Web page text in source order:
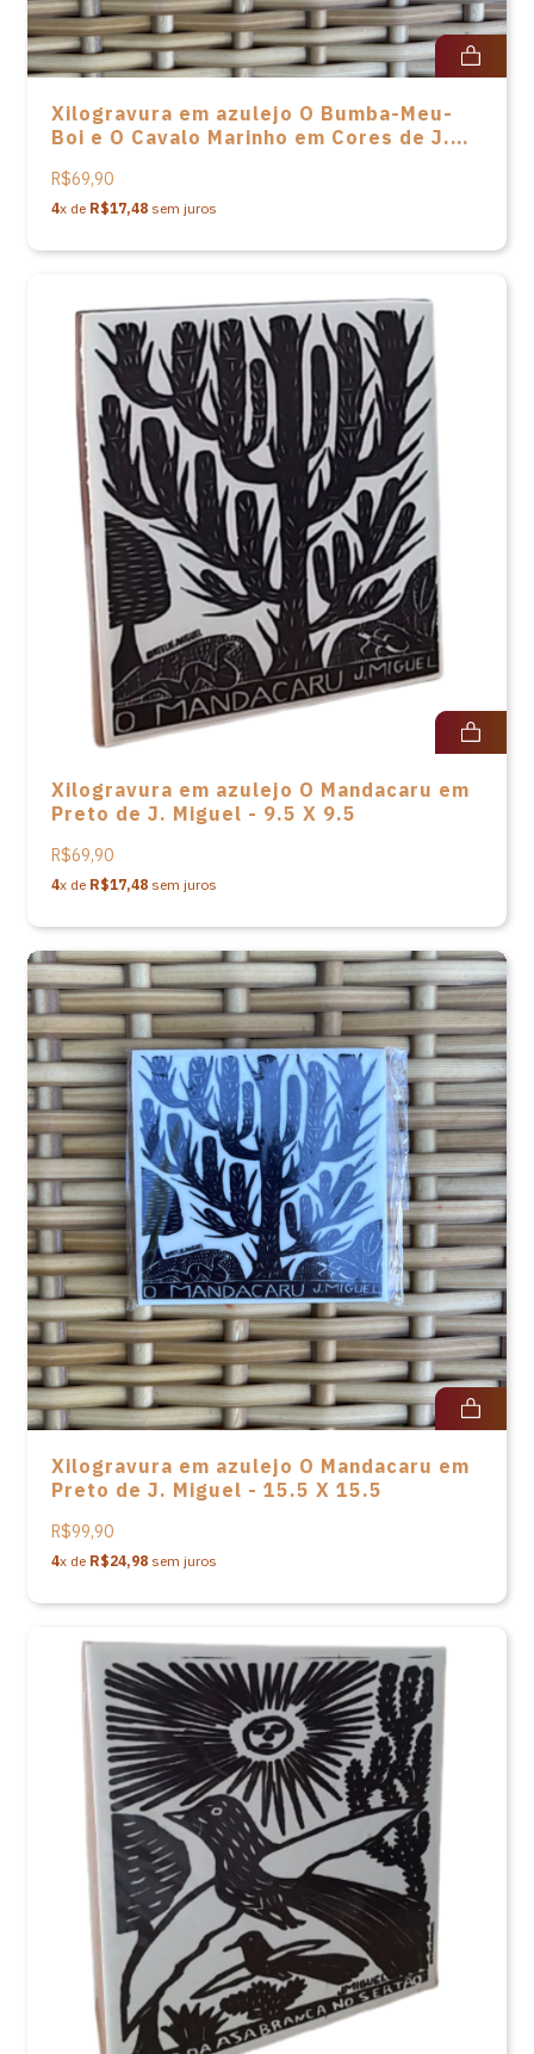
Xilogravura em azulejo O Bumba-Meu-
Boi e O Cavalo Marinho em Cores de J.
R$69,90
4x de R$17,48 sem juros
Xilogravura em azulejo O Mandacaru em
Preto de J. Miguel - 9.5 X 9.5
R$69,90
4x de R$17,48 sem juros
Xilogravura em azulejo O Mandacaru em
Preto de J. Miguel - 15.5 X 15.5
R$99,90
4x de R$24,98 sem juros